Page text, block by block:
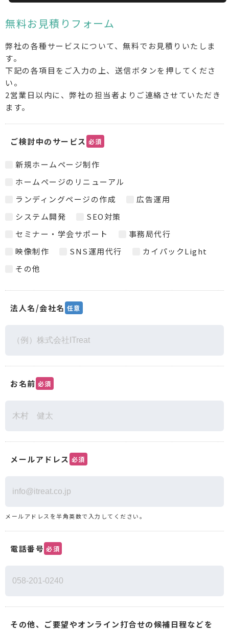
無料お見積りフォーム
弊社の各種サービスについて、無料でお見積りいたしま
す。
下記の各項目をご入力の上、送信ボタンを押してくださ
い。
2営業日以内に、弊社の担当者よりご連絡させていただき
ます。
ご検討中のサービス 必須
新規ホームページ制作
ホームページのリニューアル
ランディングページの作成
広告運用
システム開発
SEO対策
セミナー・学会サポート
事務局代行
映像制作
SNS運用代行
カイパックLight
その他
法人名/会社名 任意
お名前 必須
メールアドレス 必須
メールアドレスを半角英数で入力してください。
電話番号 必須
その他、ご要望やオンライン打合せの候補日程などを